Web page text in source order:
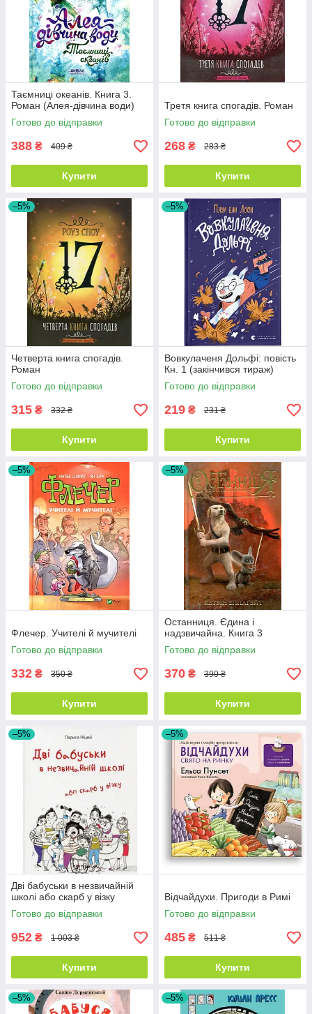
Таємниці океанів. Книга 3.
Роман (Алея-дівчина води)
Готово до відправки
388 ₴ 409 ₴
Купити
Третя книга спогадів. Роман
Готово до відправки
268 ₴ 283 ₴
Купити
–5%
Четверта книга спогадів.
Роман
Готово до відправки
315 ₴ 332 ₴
Купити
–5%
Вовкулаченя Дольфі: повість
Кн. 1 (закінчився тираж)
Готово до відправки
219 ₴ 231 ₴
Купити
–5%
Флечер. Учителі й мучителі
Готово до відправки
332 ₴ 350 ₴
Купити
–5%
Останниця. Єдина і
надзвичайна. Книга 3
Готово до відправки
370 ₴ 390 ₴
Купити
–5%
Дві бабуськи в незвичайній
школі або скарб у візку
Готово до відправки
952 ₴ 1 003 ₴
Купити
–5%
Відчайдухи. Пригоди в Римі
Готово до відправки
485 ₴ 511 ₴
Купити
–5% –5%